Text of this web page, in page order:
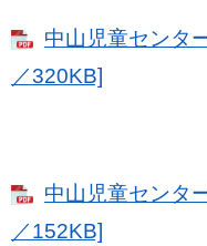
中山児童センタ
／320KB]
中山児童センタ
／152KB]